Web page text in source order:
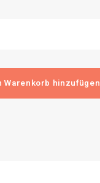
Warenkorb hinzufügen